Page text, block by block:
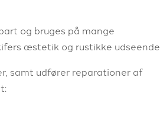
og bruges på mange
æstetik og rustikke udseende
samt udfører reparationer af